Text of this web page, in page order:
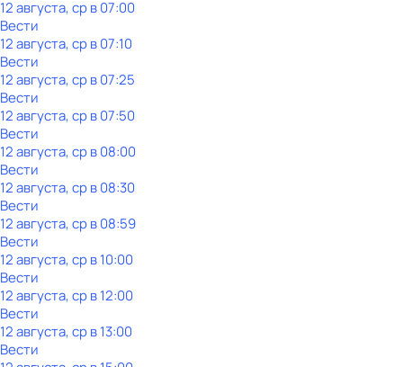
12 августа, ср в 07:00
Вести
12 августа, ср в 07:10
Вести
12 августа, ср в 07:25
Вести
12 августа, ср в 07:50
Вести
12 августа, ср в 08:00
Вести
12 августа, ср в 08:30
Вести
12 августа, ср в 08:59
Вести
12 августа, ср в 10:00
Вести
12 августа, ср в 12:00
Вести
12 августа, ср в 13:00
Вести